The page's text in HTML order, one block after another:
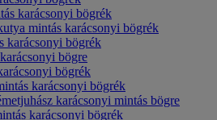
karácsonyi bögrék
mintás karácsonyi bögrék
karácsonyi bögrék
bögre
bögrék
karácsonyi bögrék
karácsonyi mintás bögre
karácsonyi bögrék